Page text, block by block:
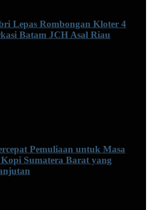
Lepas Rombongan Kloter 4
Batam JCH Asal Riau
Pemuliaan untuk Masa
Sumatera Barat yang